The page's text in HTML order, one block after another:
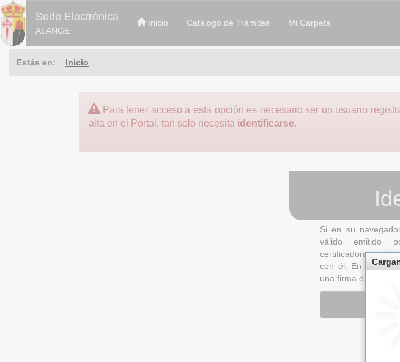
Sede Electrónica
ALANGE
Inicio Catálogo de Trámites Mi Carpeta
Estás en: Inicio
Para tener acceso a esta opción es necesario ser un usuario
alta en el Portal, tan solo necesita identificarse.
Si en su
válido emitido
certificadoras
con él. En este
una firma digital